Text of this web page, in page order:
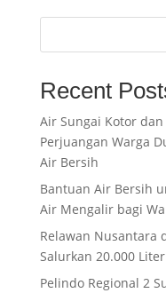
Recent
Air Sungai Kotor
Perjuangan Warga
Air Bersih
Bantuan Air Bersih
Air Mengalir bagi
Relawan Nusantara
Salurkan 20.000
Pelindo Regional 2